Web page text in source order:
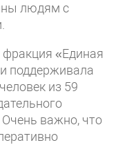
людям с
фракция «Единая
поддерживала
из 59
важно, что